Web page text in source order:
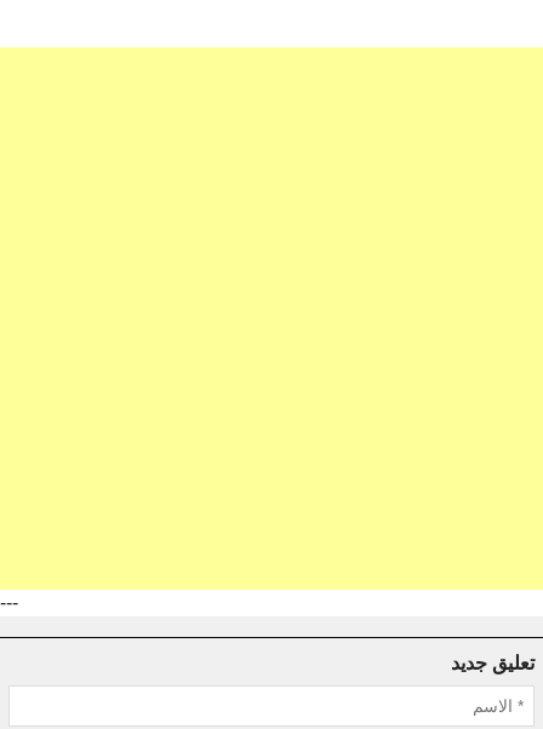
---
تعليق جديد